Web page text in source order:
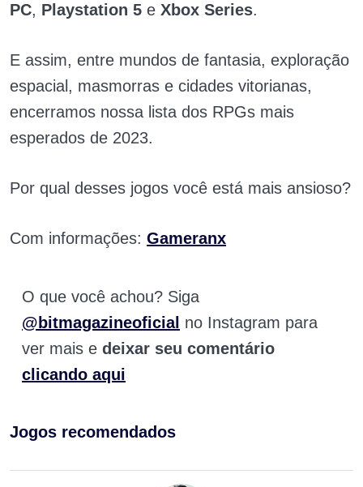
PC, Playstation 5 e Xbox Series.
E assim, entre mundos de fantasia, exploração
espacial, masmorras e cidades vitorianas,
encerramos nossa lista dos RPGs mais
esperados de 2023.
Por qual desses jogos você está mais ansioso?
Com informações: Gameranx
O que você achou? Siga
@bitmagazineoficial no Instagram para
ver mais e deixar seu comentário
clicando aqui
Jogos recomendados